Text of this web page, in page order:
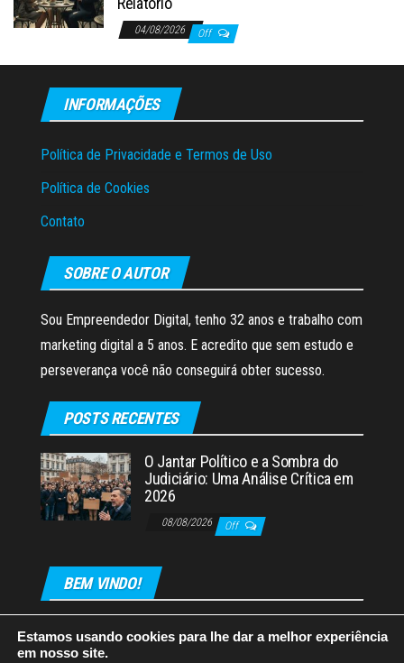
04/08/2026 Off
INFORMAÇÕES
Política de Privacidade e Termos de Uso
Política de Cookies
Contato
SOBRE O AUTOR
Sou Empreendedor Digital, tenho 32 anos e trabalho com
marketing digital a 5 anos. E acredito que sem estudo e
perseverança você não conseguirá obter sucesso.
POSTS RECENTES
O Jantar Político e a Sombra do
Judiciário: Uma Análise Crítica em
2026
08/08/2026 Off
BEM VINDO!
Estamos usando cookies para lhe dar a melhor experiência
em nosso site.